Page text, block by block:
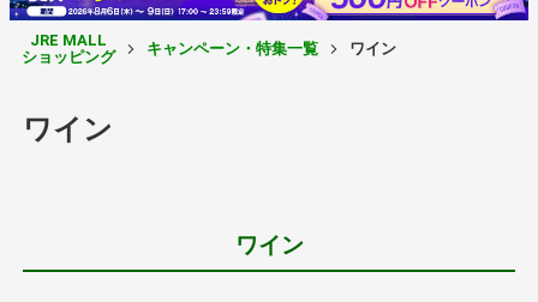
JRE MALL
ショッピング
キャンペーン・特集一覧 ワイン
ワイン
ワイン